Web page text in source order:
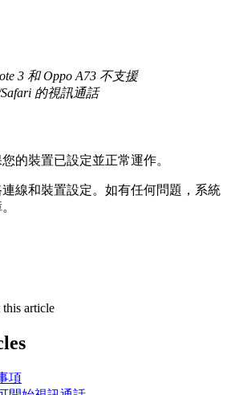
3 和 Oppo A73 不支援
Safari 的視訊通話
您的裝置已設定並正常運作。
連線和裝置設定。 如有任何問題 ， 系統
。
article
項